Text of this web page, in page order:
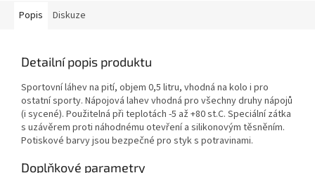
Popis Diskuze
Detailní popis produktu
Sportovní láhev na pití, objem 0,5 litru, vhodná na kolo i pro
ostatní sporty. Nápojová lahev vhodná pro všechny druhy nápojů
(i sycené). Použitelná při teplotách -5 až +80 st.C. Speciální zátka
s uzávěrem proti náhodnému otevření a silikonovým těsněním.
Potiskové barvy jsou bezpečné pro styk s potravinami.
Doplňkové parametry